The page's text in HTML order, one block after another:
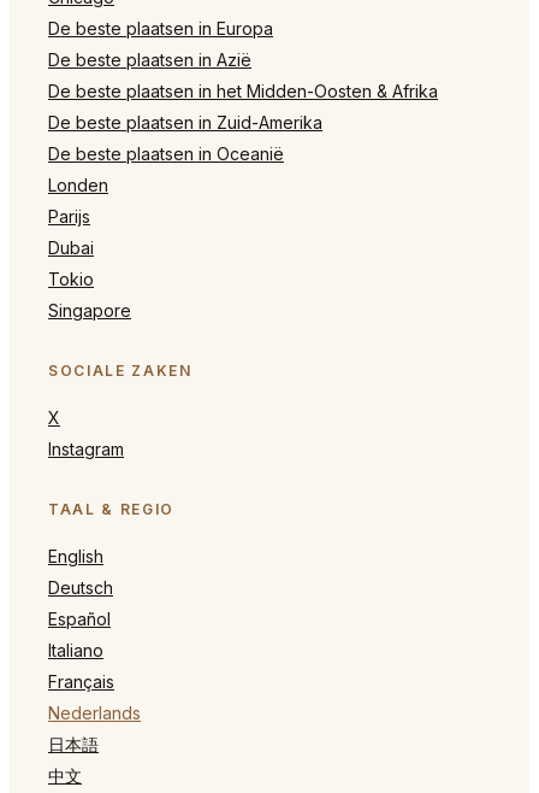
De beste plaatsen in Europa
De beste plaatsen in Azië
De beste plaatsen in het Midden-Oosten & Afrika
De beste plaatsen in Zuid-Amerika
De beste plaatsen in Oceanië
Londen
Parijs
Dubai
Tokio
Singapore
SOCIALE ZAKEN
X
Instagram
TAAL & REGIO
English
Deutsch
Español
Italiano
Français
Nederlands
日本語
中文